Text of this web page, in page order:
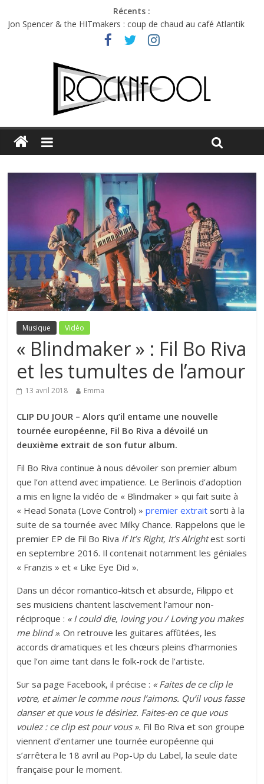
Récents :
Jon Spencer & the HITmakers : coup de chaud au café Atlantik
Hellfest 2026 vendredi : température et émotions en hausse
Hellfest 2026 jeudi : impossible de choisir entre chaleur et bonne
Première édition du Midgard Festival : entre bière, métal et
Charlie Puth à l’Olympia : la leçon de pop du Professeur Puth
Musique Vidéo
« Blindmaker » : Fil Bo Riva
et les tumultes de l’amour
13 avril 2018 Emma
CLIP DU JOUR – Alors qu’il entame une nouvelle
tournée européenne, Fil Bo Riva a dévoilé un
deuxième extrait de son futur album.
Fil Bo Riva continue à nous dévoiler son premier album
que l’on attend avec impatience. Le Berlinois d’adoption
a mis en ligne la vidéo de « Blindmaker » qui fait suite à
« Head Sonata (Love Control) »premier extrait sorti à la
suite de sa tournée avec Milky Chance. Rappelons que le
premier EP de Fil Bo Riva If It’s Right, It’s Alrightest sorti
en septembre 2016. Il contenait notamment les géniales
« Franzis » et « Like Eye Did ».
Dans un décor romantico-kitsch et absurde, Filippo et
ses musiciens chantent lascivement l’amour non-
réciproque : « I could die, loving you / Loving you makes
me blind ». On retrouve les guitares affûtées, les
accords dramatiques et les chœurs pleins d’harmonies
que l’on aime tant dans le folk-rock de l’artiste.
Sur sa page Facebook, il précise : « Faites de ce clip le
votre, et aimer le comme nous l’aimons. Qu’il vous fasse
danser et que vous le désiriez. Faites-en ce que vous
voulez : ce clip est pour vous ». Fil Bo Riva et son groupe
viennent d’entamer une tournée européenne qui
s’arrêtera le 18 avril au Pop-Up du Label, la seule date
française pour le moment.